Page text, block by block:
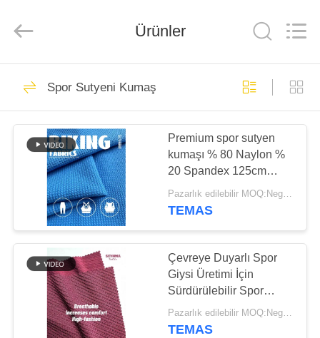
ÜRÜN:%
GÖSTERISI
HAKKIMIZDA
FABRIKA
TURU
TEXTILE.
Geri dönüşümlü
mayo kumaş
313
Geri dönüşümlü
naylon kumaş
150
Ürünler
Spor Sutyeni Kumaş
Premium spor sutyen
kumaşı % 80 Naylon %
20 Spandex 125cm
Genişlik
Pazarlık edilebilir MOQ:Negotiable
TEMAS
Çevreye Duyarlı Spor
Giysi Üretimi İçin
Sürdürülebilir Spor
Busta Kumaşı
Pazarlık edilebilir MOQ:Negotiable
TEMAS